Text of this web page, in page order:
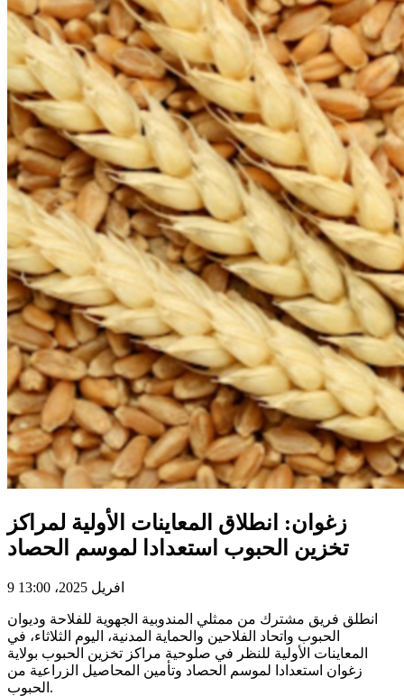
زغوان: انطلاق المعاينات الأولية لمراكز
تخزين الحبوب استعدادا لموسم الحصاد
9 افريل 2025، 13:00
انطلق فريق مشترك من ممثلي المندوبية الجهوية للفلاحة وديوان
الحبوب واتحاد الفلاحين والحماية المدنية، اليوم الثلاثاء، في
المعاينات الأولية للنظر في صلوحية مراكز تخزين الحبوب بولاية
زغوان استعدادا لموسم الحصاد وتأمين المحاصيل الزراعية من
الحبوب.